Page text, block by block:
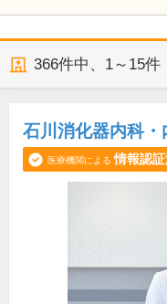
366件中、 1～15件
石川消化器内科・
医療機関による 情報認